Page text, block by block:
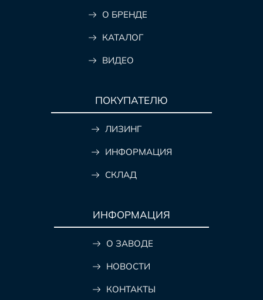
О БРЕНДЕ
КАТАЛОГ
ВИДЕО
ПОКУПАТЕЛЮ
ЛИЗИНГ
ИНФОРМАЦИЯ
СКЛАД
ИНФОРМАЦИЯ
О ЗАВОДЕ
НОВОСТИ
КОНТАКТЫ